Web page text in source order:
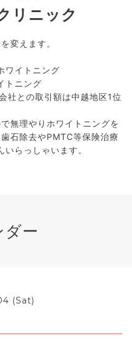
リニック
変えます。
ワイトニング
トニング
社との取引額は中越地区1位
無理やりホワイトニングを
石除去やPMTC等保険治療
らっしゃいます。
ダー
(Sat)